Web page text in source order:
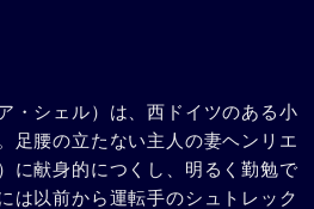
・シェル）は、西ドイツのある小
足腰の立たない主人の妻ヘンリエ
に献身的につくし、明るく勤勉で
は以前から運転手のシュトレック